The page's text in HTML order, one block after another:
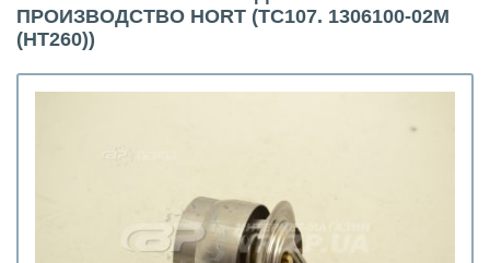
ПРОИЗВОДСТВО HORT (ТС107. 1306100-02М
(HT260))